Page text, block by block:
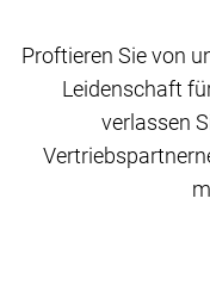
Proftieren Sie von
Leidenschaft
verlassen